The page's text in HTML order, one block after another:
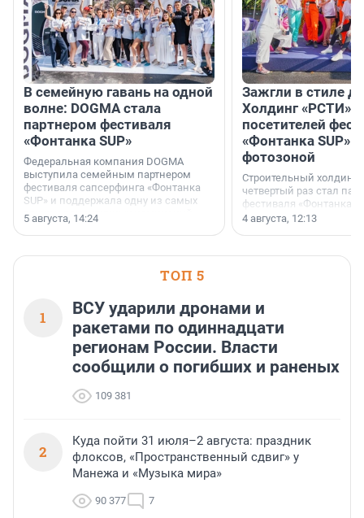
В семейную гавань на одной
волне: DOGMA стала
партнером фестиваля
«Фонтанка SUP»
Федеральная компания DOGMA
выступила семейным партнером
фестиваля сапсерфинга «Фонтанка
SUP» и поддержала одну из самых
ярких и романтичных номинаций —
«SUP-свадьба».
5 августа, 14:24
Зажгли в стиле
Холдинг «РСТИ»
посетителей
«Фонтанка SUP»
фотозоной
Строительный холдинг
четвертый раз стал
фестиваля «Фонтанка
раз компания
посетителям
4 августа, 12:13
ТОП 5
1
ВСУ ударили дронами и
ракетами по одиннадцати
регионам России. Власти
сообщили о погибших и раненых
109 381
2
Куда пойти 31 июля–2 августа: праздник
флоксов, «Пространственный сдвиг» у
Манежа и «Музыка мира»
90 377 7